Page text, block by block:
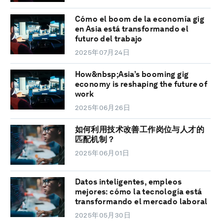
Cómo el boom de la economía gig
en Asia está transformando el
futuro del trabajo
2025年07月24日
How&nbsp;Asia’s booming gig
economy is reshaping the future of
work
2025年06月26日
如何利用技术改善工作岗位与人才的
匹配机制？
2025年06月01日
Datos inteligentes, empleos
mejores: cómo la tecnología está
transformando el mercado laboral
2025年05月30日